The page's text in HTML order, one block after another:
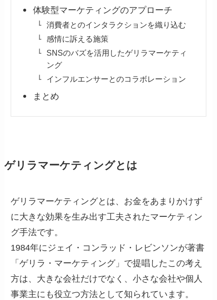
体験型マーケティングのアプローチ
消費者とのインタラクションを織り込む
感情に訴える施策
SNSのバズを活用したゲリラマーケティ
ング
インフルエンサーとのコラボレーション
まとめ
ゲリラマーケティングとは
ゲリラマーケティングとは、お金をあまりかけず
に大きな効果を生み出す工夫されたマーケティン
グ手法です。
1984年にジェイ・コンラッド・レビンソンが著書
「ゲリラ・マーケティング」で提唱したこの考え
方は、大きな会社だけでなく、小さな会社や個人
事業主にも役立つ方法として知られています。